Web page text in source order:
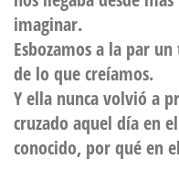
imaginar.
Esbozamos a la par
de lo que creíamos.
Y ella nunca volvió a
cruzado aquel día en
conocido, por qué en